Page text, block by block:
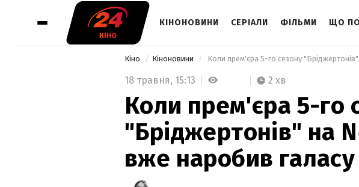
КІНОНОВИНИ СЕРІАЛИ ФІЛЬМИ ЩО
Кіно Кіноновини
18 травня, 15:13 2 хв
Коли прем'єра 5-го
"Бріджертонів" на
вже наробив